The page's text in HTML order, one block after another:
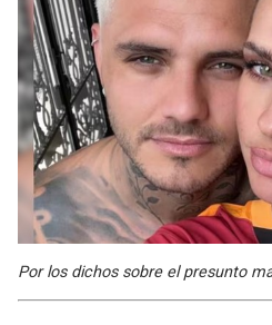
Por los dichos sobre el presunto